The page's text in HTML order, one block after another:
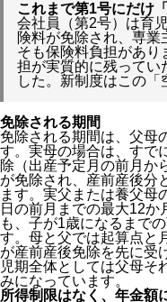
これまで第1号にだけ
会社員（第2号）は育
険料が免除され、専業
そも保険料負担があり
担が実質的に残ってい
した。新制度はこの「
免除される期間
免除される期間は、父母
す。実母の場合は、すで
除（出産予定月の前月か
が免除され、産前産後分
ます。実父または養父母
日の前月までの最大12
も、子が1歳になるまで
す。母と父では起算点と
が産前産後免除を先に受
児期全体としては父母そ
みになっています。
所得制限はなく、年金額